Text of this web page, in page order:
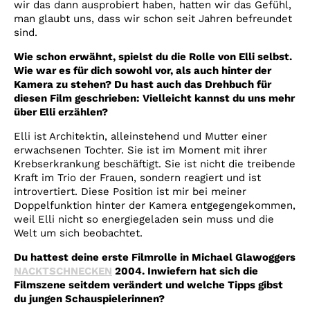
wir das dann ausprobiert haben, hatten wir das Gefühl,
man glaubt uns, dass wir schon seit Jahren befreundet
sind.
Wie schon erwähnt, spielst du die Rolle von Elli selbst.
Wie war es für dich sowohl vor, als auch hinter der
Kamera zu stehen? Du hast auch das Drehbuch für
diesen Film geschrieben: Vielleicht kannst du uns mehr
über Elli erzählen?
Elli ist Architektin, alleinstehend und Mutter einer
erwachsenen Tochter. Sie ist im Moment mit ihrer
Krebserkrankung beschäftigt. Sie ist nicht die treibende
Kraft im Trio der Frauen, sondern reagiert und ist
introvertiert. Diese Position ist mir bei meiner
Doppelfunktion hinter der Kamera entgegengekommen,
weil Elli nicht so energiegeladen sein muss und die
Welt um sich beobachtet.
Du hattest deine erste Filmrolle in Michael Glawoggers
NACKTSCHNECKEN 2004. Inwiefern hat sich die
Filmszene seitdem verändert und welche Tipps gibst
du jungen Schauspielerinnen?